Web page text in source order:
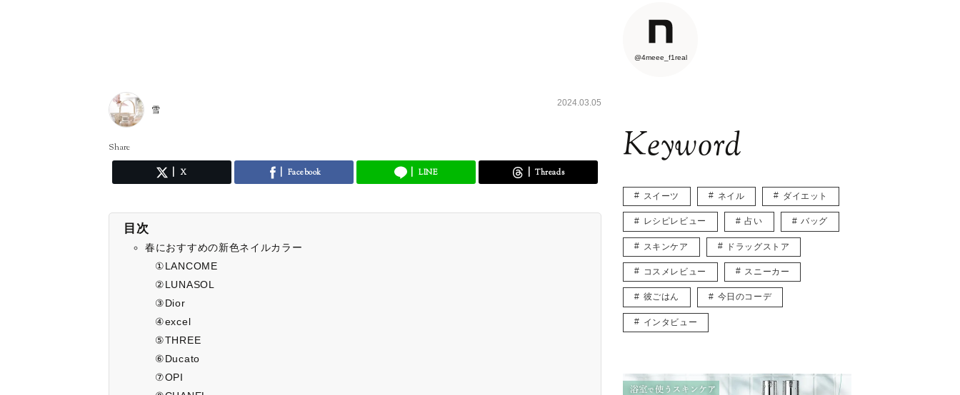
雪
2024.03.05
Share
X Facebook LINE Threads
目次
春におすすめの新色ネイルカラー
①LANCOME
②LUNASOL
③Dior
④excel
⑤THREE
⑥Ducato
⑦OPI
@4meee_f1real
Keyword
スイーツ ネイル ダイエット
レシピレビュー 占い バッグ
スキンケア ドラッグストア
コスメレビュー スニーカー
彼ごはん 今日のコーデ
インタビュー